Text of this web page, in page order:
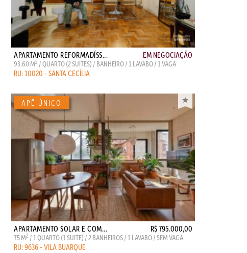
APARTAMENTO REFORMADÍSS... EM NEGOCIAÇÃO
93.60 M2 / QUARTO (2 SUITES) / BANHEIRO / 1 LAVABO / 1 VAGA
RU: 10020 - SANTA CECÍLIA
APARTAMENTO SOLAR E COM... R$ 795.000,00
75 M2 / 1 QUARTO (1 SUITE) / 2 BANHEIROS / 1 LAVABO / SEM VAGA
RU: 9636 - VILA BUARQUE